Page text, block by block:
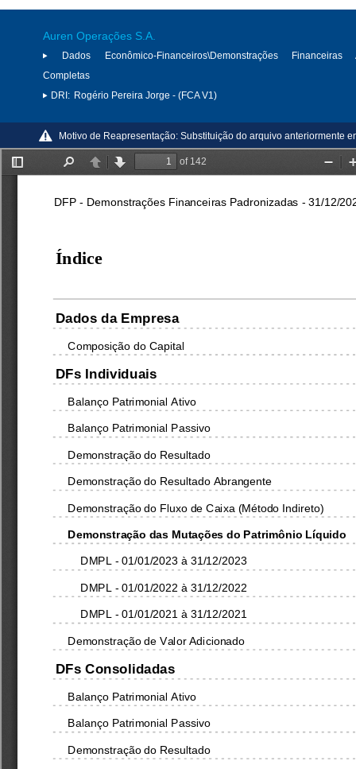
Auren Operações S.A.
Dados Econômico-Financeiros\Demonstrações Financeiras
Completas
DRI: Rogério Pereira Jorge - (FCA V1)
Motivo de Reapresentação: Substituição do arquivo anteriormente